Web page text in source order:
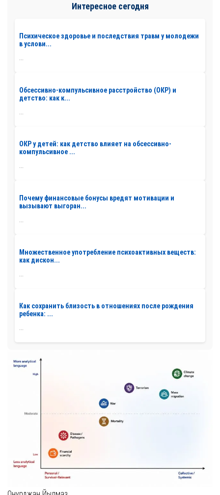
Интересное сегодня
Психическое здоровье и последствия травм у молодежи
в услови...
...
Обсессивно-компульсивное расстройство (ОКР) и
детство: как к...
ОКР у детей: как детство влияет на обсессивно-
компульсивное ...
...
Почему финансовые бонусы вредят мотивации и
вызывают выгоран...
...
Множественное употребление психоактивных веществ:
как дискон...
Как сохранить близость в отношениях после рождения
ребенка: ...
...